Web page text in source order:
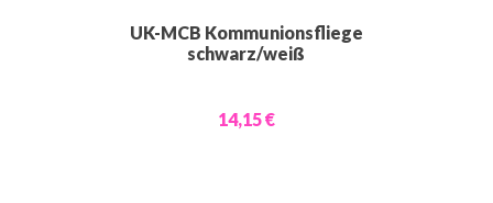
UK-MCB Kommunionsfliege
schwarz/weiß
14,15 €